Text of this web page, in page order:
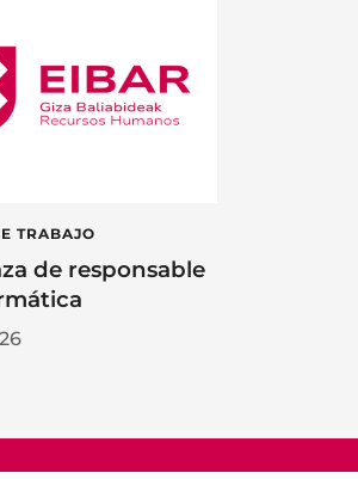
TRABAJO
de responsable